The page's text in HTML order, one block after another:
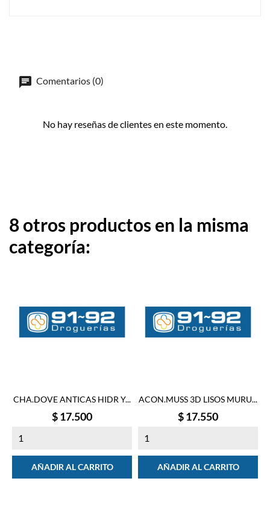
Comentarios (0)
No hay reseñas de clientes en este momento.
8 otros productos en la misma
categoría:
CHA.DOVE ANTICAS HIDR Y...
Precio
$ 17.500
AÑADIR AL CARRITO
ACON.MUSS 3D LISOS MURU...
Precio
$ 17.550
AÑADIR AL CARRITO